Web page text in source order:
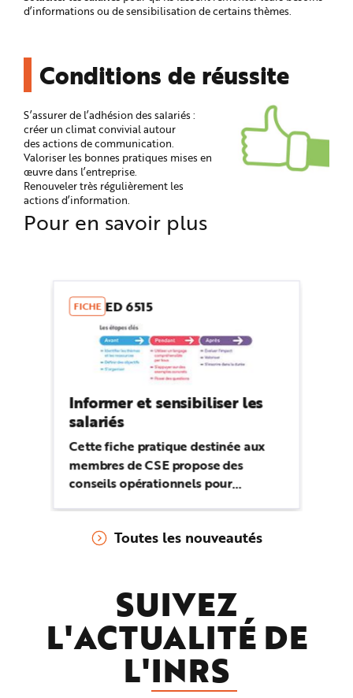
d’informations ou de sensibilisation de certains thèmes.
Conditions de réussite
S’assurer de l’adhésion des salariés :
créer un climat convivial autour
des actions de communication.
Valoriser les bonnes pratiques mises en
œuvre dans l’entreprise.
Renouveler très régulièrement les
actions d’information.
Pour en savoir plus
FICHE ED 6515
Informer et sensibiliser les
salariés
Cette fiche pratique destinée aux
membres de CSE propose des
conseils opérationnels pour
informer les salariés.
Toutes les nouveautés
SUIVEZ
L'ACTUALITÉ DE
L'INRS